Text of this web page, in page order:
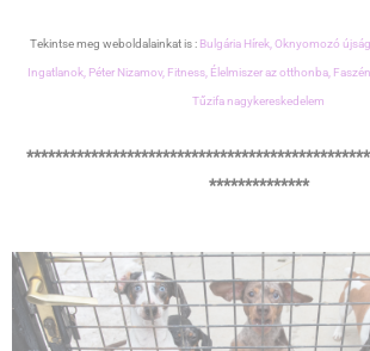
Tekintse meg weboldalainkat is : Bulgária Hírek, Oknyomozó
Ingatlanok, Péter Nizamov, Fitness, Élelmiszer az otthonba, Faszén,
Tűzifa nagykereskedelem
**************